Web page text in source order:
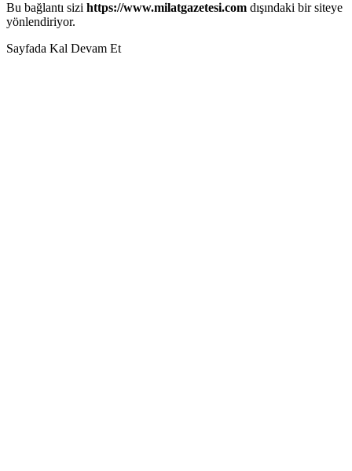
Bu bağlantı sizi https://www.milatgazetesi.com dışındaki bir siteye
yönlendiriyor.
Sayfada Kal Devam Et